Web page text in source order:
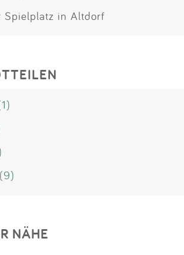
Spielplatz in Altdorf
(9)
NÄHE